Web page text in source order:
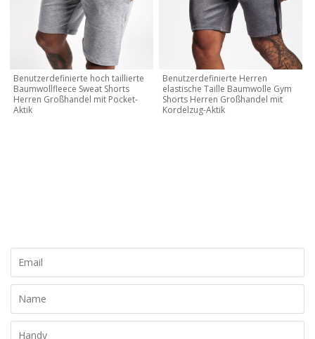
Benutzerdefinierte hoch taillierte
Baumwollfleece Sweat Shorts
Herren Großhandel mit Pocket-
Aktik
Benutzerdefinierte Herren
elastische Taille Baumwolle Gym
Shorts Herren Großhandel mit
Kordelzug-Aktik